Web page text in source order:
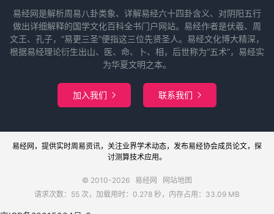
易经网是解析周易八卦类象、详解易经六十四卦含义、对阴阳五行
做出详细解释的国学文化百科全书门户网站。易经作者是伏羲、周
文王、孔子，“易更三圣”便指这三位先贤圣人。易经文化博大精深，
根据易经理论衍生出山、医、命、卜、相，后世称为“五术”，易经实
为华夏文明之本。
加入我们  联系我们 
易经网 ，提供实时周易资讯，关注业界学术动态，发布易经协会成员论文，探
讨测算技术应用。
© 2010-2026 易经网
网站地图
请求次数：55 次，加载用时：0.278 秒，内存占用：33.09 MB